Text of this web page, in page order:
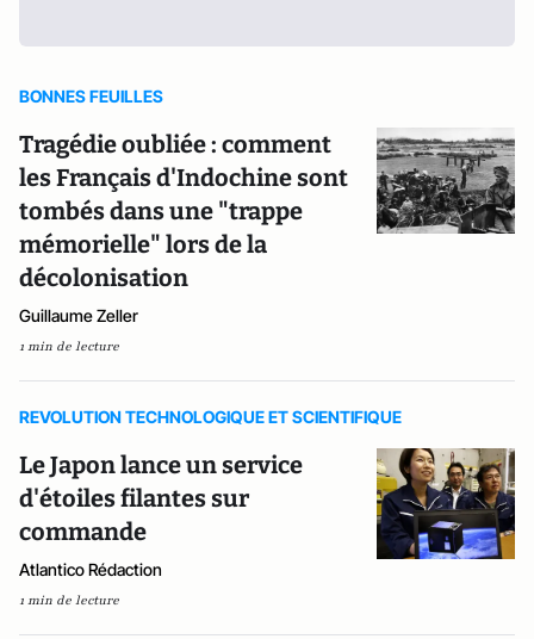
BONNES FEUILLES
Tragédie oubliée : comment
les Français d'Indochine sont
tombés dans une "trappe
mémorielle" lors de la
décolonisation
Guillaume Zeller
1 min de lecture
REVOLUTION TECHNOLOGIQUE ET SCIENTIFIQUE
Le Japon lance un service
d'étoiles filantes sur
commande
Atlantico Rédaction
1 min de lecture